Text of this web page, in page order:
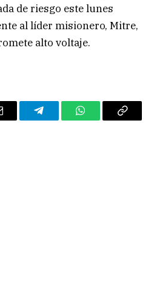
de riesgo este lunes
al líder misionero, Mitre,
alto voltaje.
TelegramWhatsAppCopy